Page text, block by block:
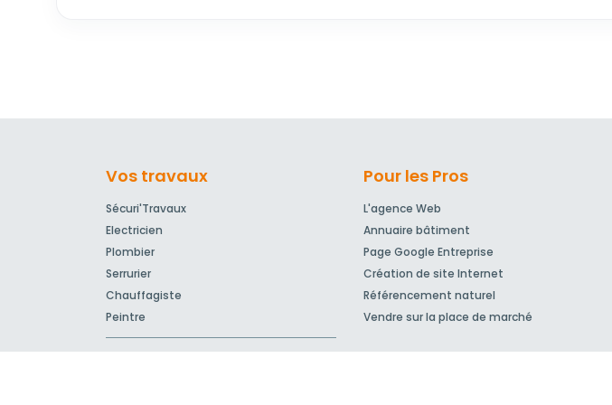
Vos travaux
Sécuri'Travaux
Electricien
Plombier
Serrurier
Chauffagiste
Peintre
Devis travaux
Pour les Pros
L'agence Web
Annuaire bâtiment
Page Google Entreprise
Création de site Internet
Référencement naturel
Vendre sur la place de marché